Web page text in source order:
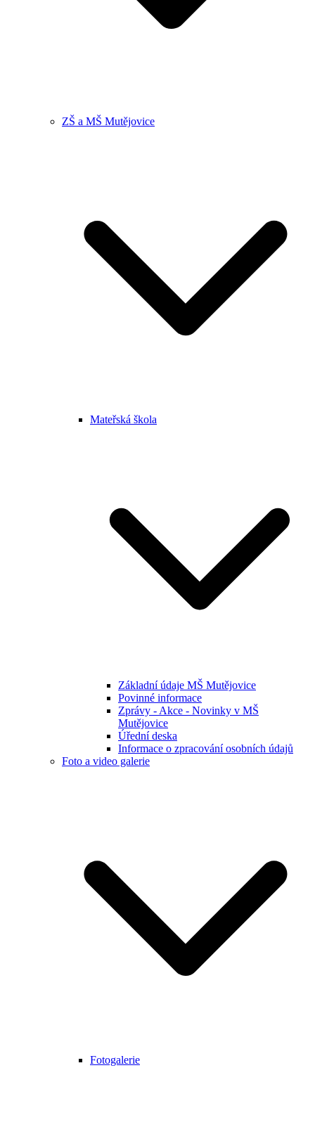
ZŠ a MŠ Mutějovice
Mateřská škola
Základní údaje MŠ Mutějovice
Povinné informace
Zprávy - Akce - Novinky v MŠ
Mutějovice
Úřední deska
Informace o zpracování osobních údajů
Foto a video galerie
Fotogalerie